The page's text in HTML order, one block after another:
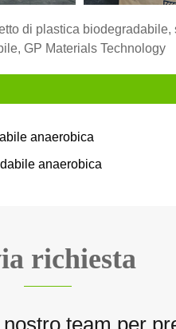
di plastica
GP Materials Technology
anaerobica
anaerobica
richiesta
team per